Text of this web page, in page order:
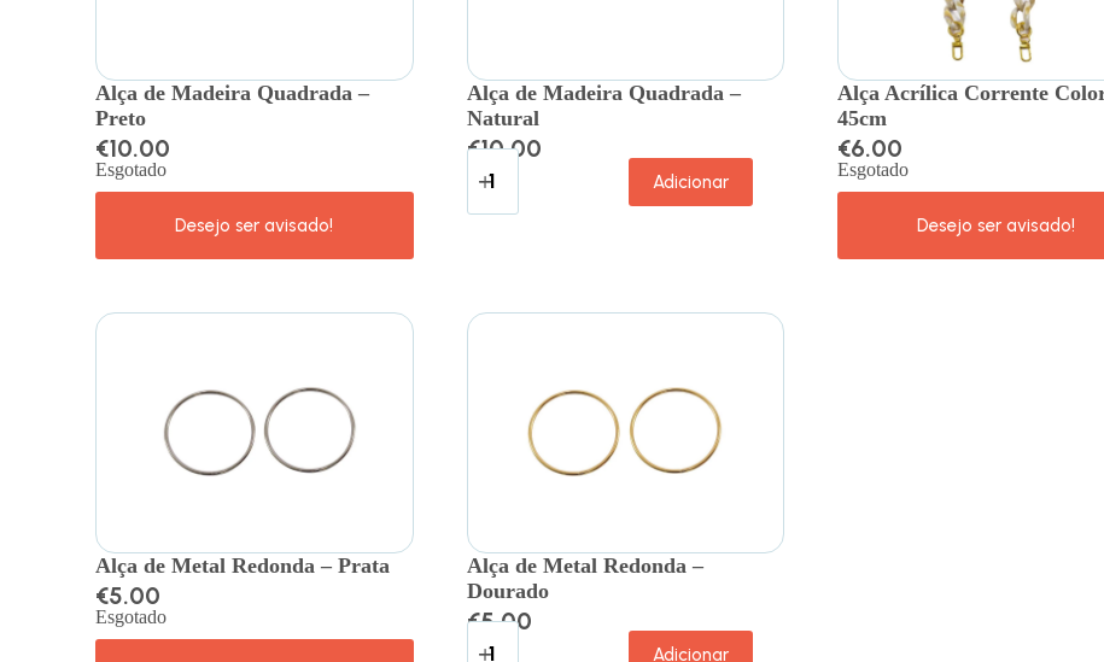
Alça de Madeira Quadrada –
Preto
€10.00
Esgotado
Alça de Madeira Quadrada –
Natural
€10.00
Adicionar
Alça Acrílica Corrente
45cm
€6.00
Esgotado
Alça de Metal Redonda – Prata
€5.00
Esgotado
Alça de Metal Redonda –
Dourado
€5.00
Adicionar